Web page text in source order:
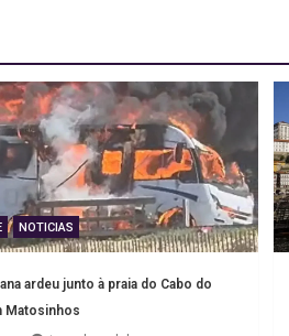
NOTICIAS
ardeu junto à praia do Cabo do
Matosinhos